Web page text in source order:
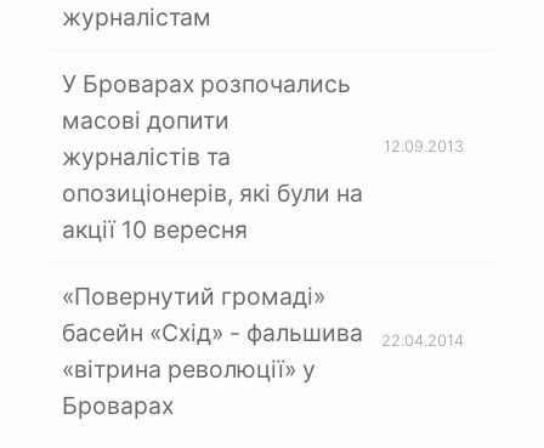
журналістам
У Броварах розпочались
масові допити
журналістів та
опозиціонерів, які були на
акції 10 вересня
12.09.2013
«Повернутий громаді»
басейн «Схід» - фальшива
«вітрина революції» у
Броварах
22.04.2014